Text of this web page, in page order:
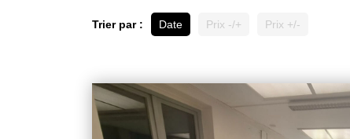
Trier par : Date Prix -/+ Prix +/-